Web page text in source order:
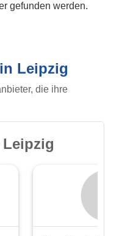
gefunden werden.
Leipzig
die ihre